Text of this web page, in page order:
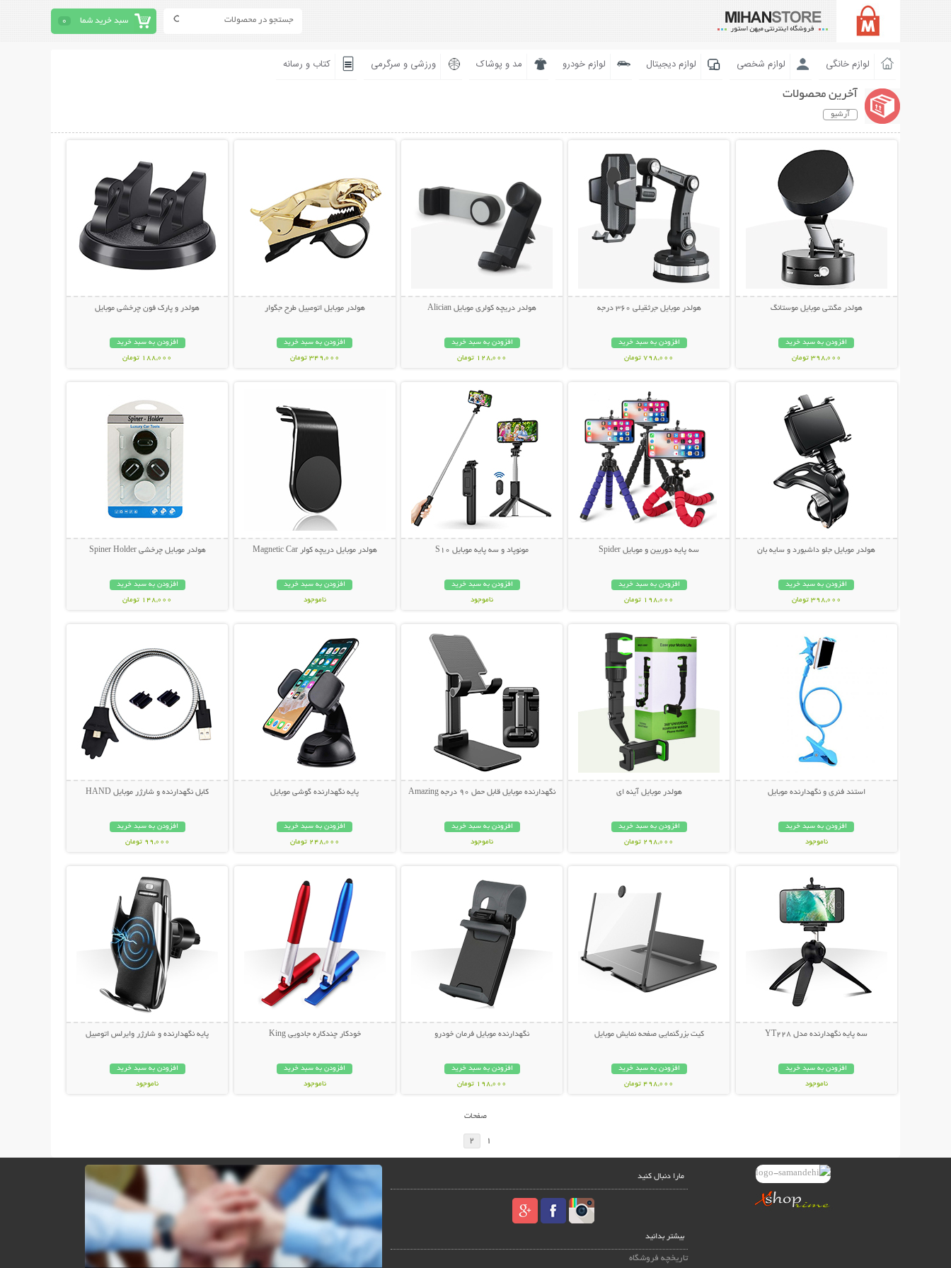
سبد خرید شما 0
لوازم خانگی لوازم شخصی لوازم دیجیتال لوازم خودرو مد و پوشاک ورزشی و سرگرمی کتاب و رسانه
آخرین محصولات
آرشیو
هولدر مگنتی موبایل موستانگ
افزودن به سبد خرید
398,000 تومان
هولدر موبایل جرثقیلی 360 درجه
افزودن به سبد خرید
798,000 تومان
هولدر دریچه کولری موبایل Alician
افزودن به سبد خرید
128,000 تومان
هولدر موبایل اتومبیل طرح جگوار
افزودن به سبد خرید
349,000 تومان
هولدر و پارک فون چرخشی موبایل
افزودن به سبد خرید
188,000 تومان
هولدر موبایل جلو داشبورد و سایه بان
افزودن به سبد خرید
398,000 تومان
سه پایه دوربین و موبایل Spider
افزودن به سبد خرید
198,000 تومان
مونوپاد و سه پایه موبایل S10
افزودن به سبد خرید
ناموجود
هولدر موبایل دریچه کولر Magnetic Car
افزودن به سبد خرید
ناموجود
هولدر موبایل چرخشی Spiner Holder
افزودن به سبد خرید
148,000 تومان
استند فنری و نگهدارنده موبایل
افزودن به سبد خرید
ناموجود
هولدر موبایل آینه ای
افزودن به سبد خرید
298,000 تومان
نگهدارنده موبایل قابل حمل 90 درجه Amazing
افزودن به سبد خرید
ناموجود
پایه نگهدارنده گوشی موبایل
افزودن به سبد خرید
248,000 تومان
کابل نگهدارنده و شارژر موبایل HAND
افزودن به سبد خرید
99,000 تومان
سه پایه نگهدارنده مدل YT228
افزودن به سبد خرید
ناموجود
کیت بزرگنمایی صفحه نمایش موبایل
افزودن به سبد خرید
498,000 تومان
نگهدارنده موبایل فرمان خودرو
افزودن به سبد خرید
198,000 تومان
خودکار چندکاره جادویی King
افزودن به سبد خرید
ناموجود
پایه نگهدارنده و شارژر وایرلس اتومبیل
افزودن به سبد خرید
ناموجود
صفحات
1
2
مارا دنبال کنید
بیشتر بدانید
تاریخچه فروشگاه